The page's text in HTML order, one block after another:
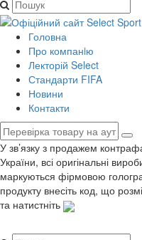
Головна
Про компанiю
Лекторій Select
Стандарти FIFA
Новини
Контакти
У зв’язку з продажем
України, всі оригінальні
маркуються фірмовою
продукту внесіть код, що
та натистніть